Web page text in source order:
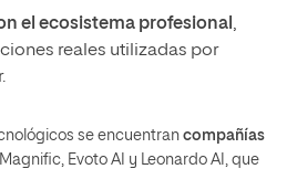
el ecosistema profesional ,
reales utilizadas por
se encuentran compañías
Evoto AI y Leonardo AI, que